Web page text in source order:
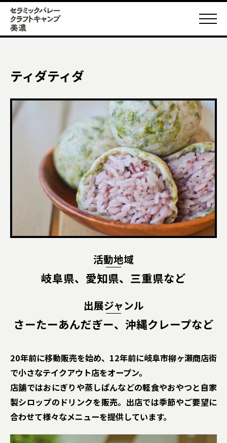
ティダティダ
活動地域
岐阜県、愛知県、三重県など
出展ジャンル
さーたーあんだぎー、沖縄クレープなど
20年前に移動販売を始め、12年前に岐阜市柳ヶ瀬商店街
で小さなテイクアウト店をオープン。
店舗ではおにぎりや蒸しぱんなどの軽食やおやつと自家
製シロップのドリンクを販売。出店では季節やご要望に
合わせて様々なメニューを提供しています。